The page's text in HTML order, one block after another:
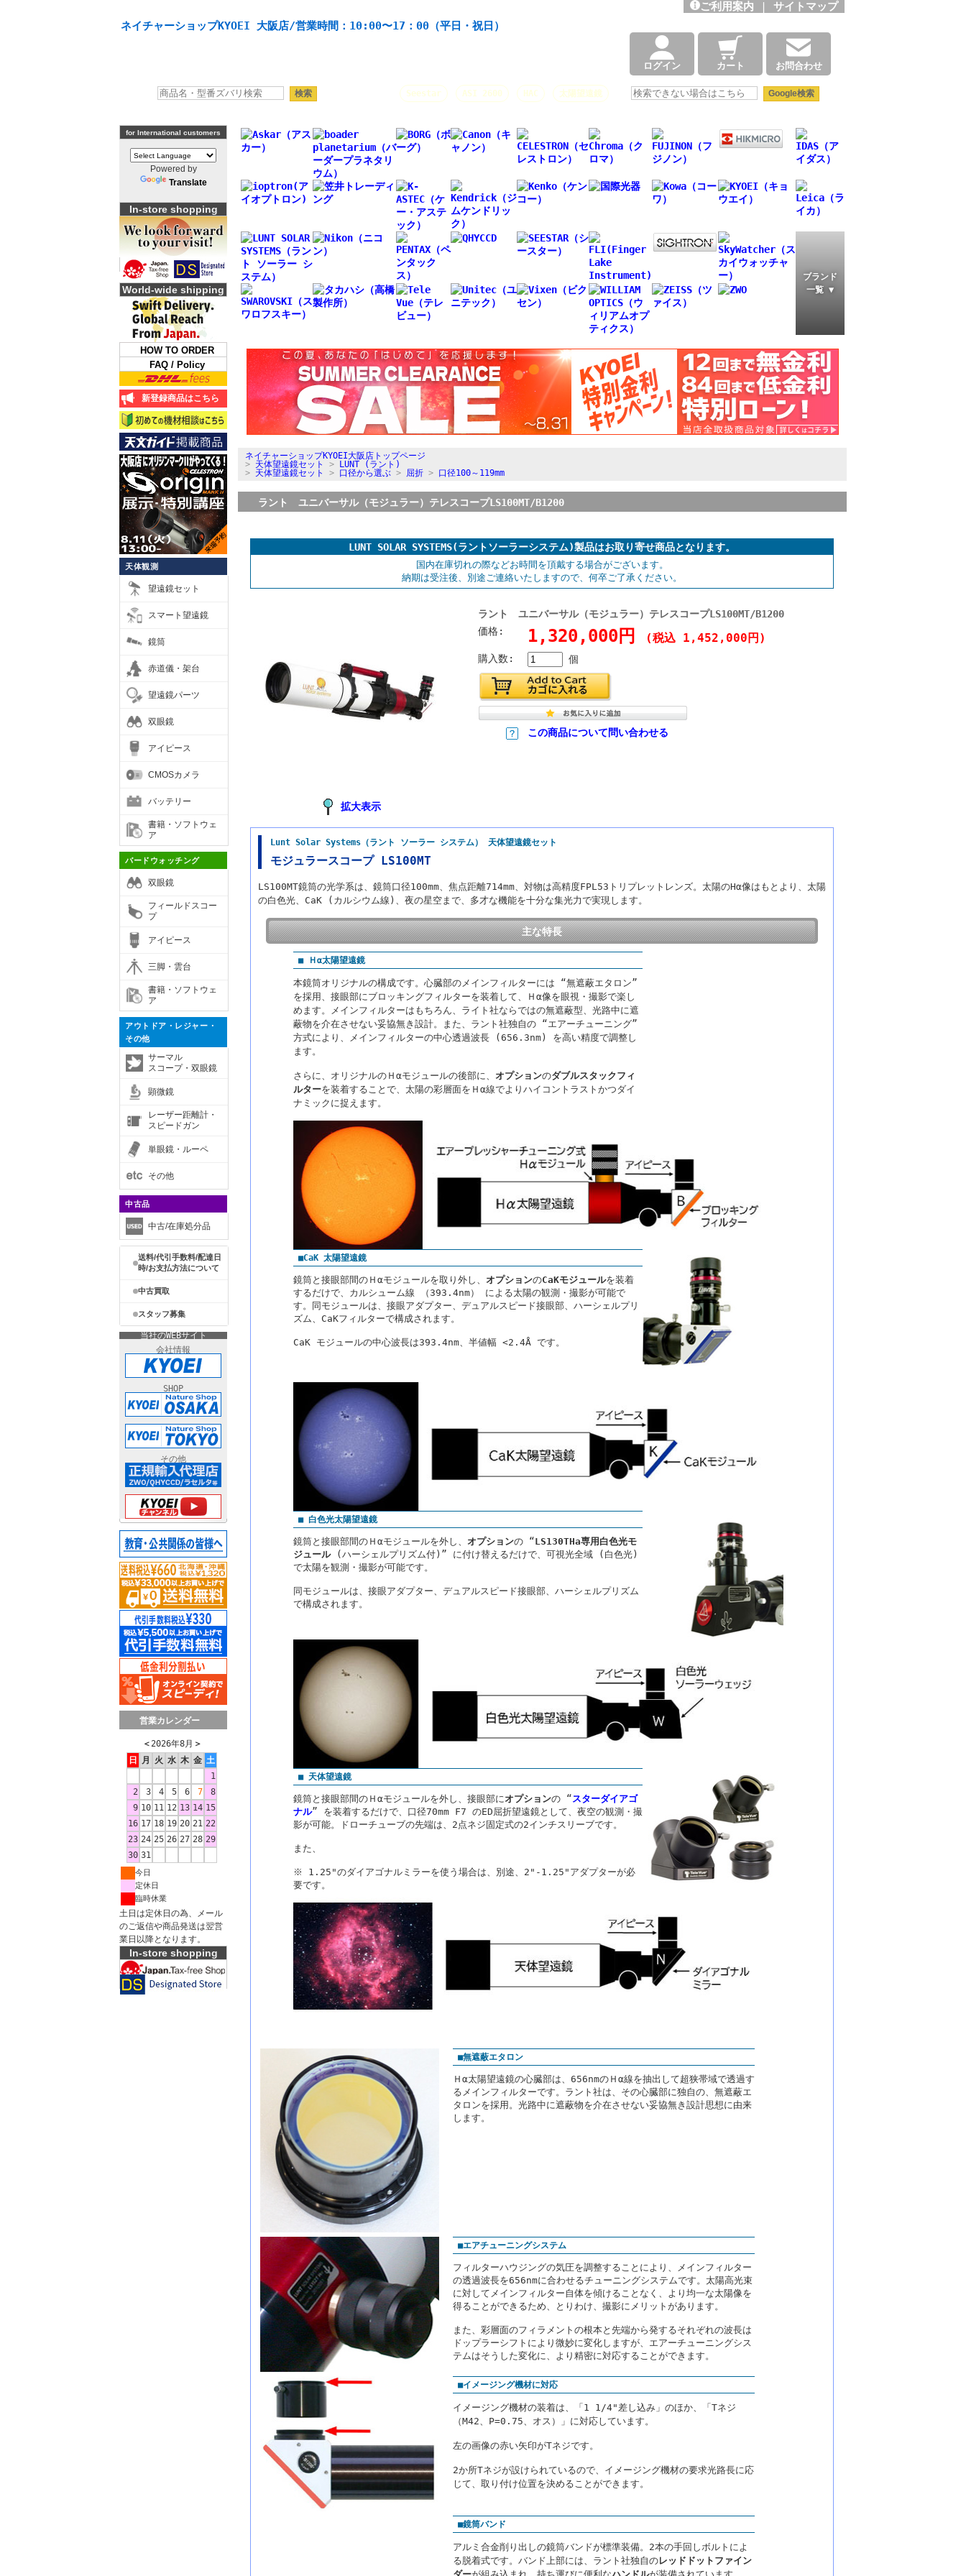
ネイチャーショップKYOEI 大阪店/営業時間：10:00〜17：00（平日・祝日）
ご利用案内 | サイトマップ
ログイン カート お問合わせ
Seestar ASI 2600 HAC 太陽望遠鏡
for International customers
Powered by
Translate
In-store shopping
World-wide shipping
HOW TO ORDER
FAQ / Policy
新登録商品はこちら
天体観測
望遠鏡セット
スマート望遠鏡
鏡筒
赤道儀・架台
望遠鏡パーツ
双眼鏡
アイピース
CMOSカメラ
バッテリー
書籍・ソフトウェ
ア
バードウォッチング
双眼鏡
フィールドスコー
プ
アイピース
三脚・雲台
書籍・ソフトウェ
ア
アウトドア・レジャー・
その他
サーマル
スコープ・双眼鏡
顕微鏡
レーザー距離計・
スピードガン
単眼鏡・ルーペ
その他
中古品
中古/在庫処分品
送料/代引手数料/配達日
時/お支払方法について
中古買取
スタッフ募集
当社のWEBサイト
会社情報
SHOP
その他
営業カレンダー
＜ 2026年8月 ＞
日
月 火 水 木 金 土
1
2
3 4 5 6 7
8
9 10 11 12 13 14 15
16 17 18 19 20 21 22
23 24 25 26 27 28 29
30 31
今日
定休日
臨時休業
土日は定休日の為、メール
のご返信や商品発送は翌営
業日以降となります。
In-store shopping
ブランド
一覧 ▼
ネイチャーショップKYOEI大阪店トップページ
> 天体望遠鏡セット >
LUNT (ラント)
> 天体望遠鏡セット > 口径から選ぶ > 屈折 > 口径100～119mm
ラント ユニバーサル（モジュラー）テレスコープLS100MT/B1200
LUNT SOLAR SYSTEMS(ラントソーラーシステム)製品はお取り寄せ商品となります。
国内在庫切れの際などお時間を頂戴する場合がございます。
納期は受注後、別途ご連絡いたしますので、何卒ご了承ください。
拡大表示
ラント ユニバーサル（モジュラー）テレスコープLS100MT/B1200
価格:
1,320,000円 (税込 1,452,000円)
購入数: 個
この商品について問い合わせる
Lunt Solar Systems（ラント ソーラー システム） 天体望遠鏡セット
モジュラースコープ LS100MT
LS100MT鏡筒の光学系は、鏡筒口径100mm、焦点距離714mm、対物は高精度FPL53トリプレットレンズ。太陽のHα像はもとより、太陽
の白色光、CaK (カルシウム線)、夜の星空まで、多才な機能を十分な集光力で実現します。
主な特長
■ Ｈα太陽望遠鏡
本鏡筒オリジナルの構成です。心臓部のメインフィルターには “無遮蔽エタロン”
を採用、接眼部にブロッキングフィルターを装着して、Ｈα像を眼視・撮影で楽し
めます。メインフィルターはもちろん、ライト社ならではの無遮蔽型、光路中に遮
蔽物を介在させない妥協無き設計。また、ラント社独自の “エアーチューニング”
方式により、メインフィルターの中心透過波長 (656.3nm) を高い精度で調整し
ます。
さらに、オリジナルのＨαモジュールの後部に、 オプションのダブルスタックフィ
ルターを装着することで、太陽の彩層面をＨα線でよりハイコントラストかつダイ
ナミックに捉えます。
■CaK 太陽望遠鏡
鏡筒と接眼部間のＨαモジュールを取り外し、 オプションのCaKモジュールを装着
するだけで、カルシューム線 （393.4nm） による太陽の観測・撮影が可能で
す。同モジュールは、接眼アダプター、デュアルスピード接眼部、ハーシェルプリ
ズム、CaKフィルターで構成されます。
CaK モジュールの中心波長は393.4nm、半値幅 <2.4Å です。
■ 白色光太陽望遠鏡
鏡筒と接眼部間のＨαモジュールを外し、 オプションの “LS130THa専用白色光モ
ジュール(ハーシェルプリズム付)” に付け替えるだけで、可視光全域 (白色光)
で太陽を観測・撮影が可能です。
同モジュールは、接眼アダプター、デュアルスピード接眼部、ハーシェルプリズム
で構成されます。
■ 天体望遠鏡
鏡筒と接眼部間のＨαモジュールを外し、接眼部にオプションの “スターダイアゴ
ナル” を装着するだけで、口径70mm F7 のED屈折望遠鏡として、夜空の観測・撮
影が可能。ドローチューブの先端は、2点ネジ固定式の2インチスリーブです。
また、
※ 1.25"のダイアゴナルミラーを使う場合は、別途、2"-1.25"アダプターが必
要です。
■無遮蔽エタロン
Ｈα太陽望遠鏡の心臓部は、656nmのＨα線を抽出して超狭帯域で透過す
るメインフィルターです。ラント社は、その心臓部に独自の、無遮蔽エ
タロンを採用。光路中に遮蔽物を介在させない妥協無き設計思想に由来
します。
■エアチューニングシステム
フィルターハウジングの気圧を調整することにより、メインフィルター
の透過波長を656nmに合わせるチューニングシステムです。太陽高光束
に対してメインフィルター自体を傾けることなく、より均一な太陽像を
得ることができるため、とりわけ、撮影にメリットがあります。
また、彩層面のフィラメントの根本と先端から発するそれぞれの波長は
ドップラーシフトにより微妙に変化しますが、エアーチューニングシス
テムはそうした変化に、より精密に対応することができます。
■イメージング機材に対応
イメージング機材の装着は、「1 1/4"差し込み」のほか、「Tネジ
（M42、P=0.75、オス）」に対応しています。
左の画像の赤い矢印がTネジです。
2か所Tネジが設けられているので、イメージング機材の要求光路長に応
じて、取り付け位置を決めることができます。
■鏡筒バンド
アルミ合金削り出しの鏡筒バンドが標準装備。2本の手回しボルトによ
る脱着式です。バンド上部には、ラント社独自のレッドドットファイン